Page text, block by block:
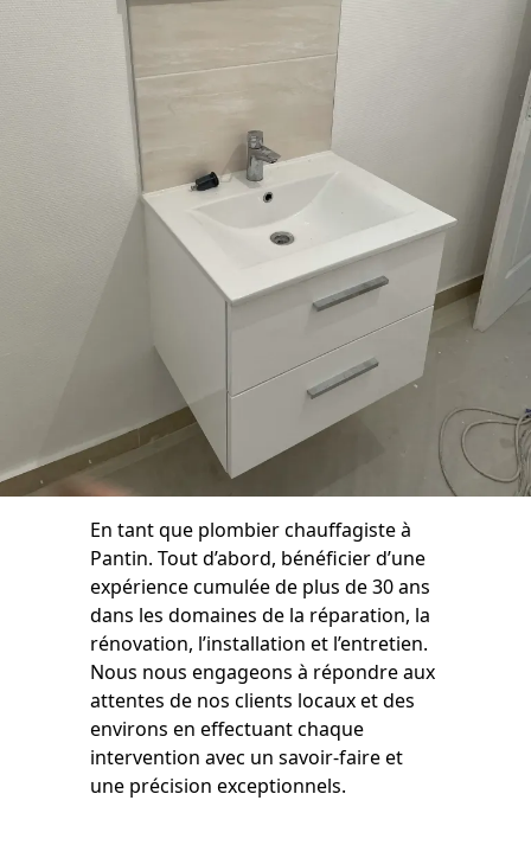
En tant que plombier chauffagiste à
Pantin. Tout d’abord, bénéficier d’une
expérience cumulée de plus de 30 ans
dans les domaines de la réparation, la
rénovation, l’installation et l’entretien.
Nous nous engageons à répondre aux
attentes de nos clients locaux et des
environs en effectuant chaque
intervention avec un savoir-faire et
une précision exceptionnels.